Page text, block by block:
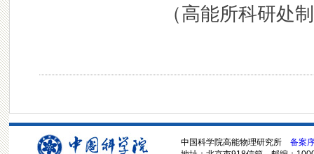
（高能所科研处
中国科学院高能物理研究所 备案